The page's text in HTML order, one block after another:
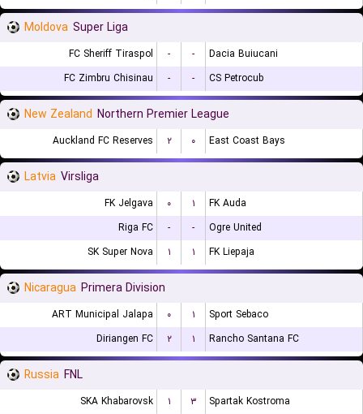
Moldova Super Liga
FC Sheriff Tiraspol - -
Dacia Buiucani
FC Zimbru Chisinau
- - CS Petrocub
New Zealand Northern Premier League
Auckland FC Reserves ۲ ۰ East Coast Bays
Latvia Virsliga
FK Jelgava ۰ ۱
FK Auda
Riga FC
- -
Ogre United
SK Super Nova
۱ ۱ FK Liepaja
Nicaragua Primera Division
ART Municipal Jalapa ۰ ۱
Sport Sebaco
Diriangen FC
۲ ۱ Rancho Santana FC
Russia FNL
SKA Khabarovsk ۱ ۳
Spartak Kostroma